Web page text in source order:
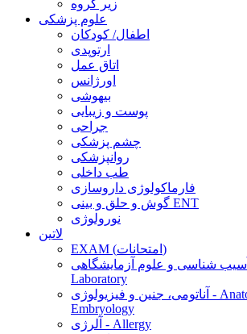
زیر گروه
علوم پزشکی
اطفال/ کودکان
ارتوپدی
اتاق عمل
اورژانس
بیهوشی
پوست و زیبایی
جراحی
چشم پزشکی
روانپزشکی
طب داخلی
فارماکولوژی داروسازی
گوش و حلق و بینی ENT
نورولوژی
لاتین
EXAM (امتحانات)
آسیب شناسی و علوم آزمایشگاهی - Pathology &
Laboratory
آناتومی، جنین و فیزیولوژی - Anatomy, Physiology &
Embryology
آلرژی - Allergy